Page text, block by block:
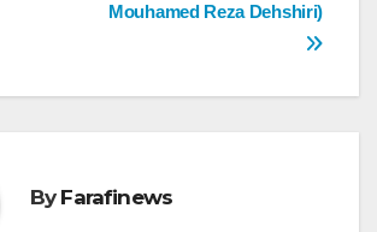
Mouhamed Reza Dehshiri)
By Farafinews